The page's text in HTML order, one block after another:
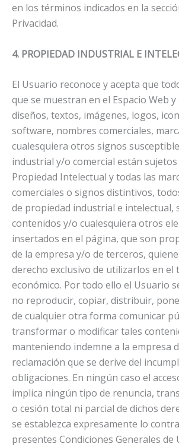
en los términos indicados en la
Privacidad.
4. PROPIEDAD INDUSTRIAL E
El Usuario reconoce y acepta que
que se muestran en el Espacio Web y
diseños, textos, imágenes, logos,
software, nombres comerciales,
cualesquiera otros signos
industrial y/o comercial están sujetos
Propiedad Intelectual y todas las
comerciales o signos distintivos,
de propiedad industrial e intelectual,
contenidos y/o cualesquiera otros
insertados en el página, que son
de la empresa y/o de terceros,
derecho exclusivo de utilizarlos en el
económico. Por todo ello el Usuario
no reproducir, copiar, distribuir,
de cualquier otra forma comunicar
transformar o modificar tales
manteniendo indemne a la empresa
reclamación que se derive del
obligaciones. En ningún caso el
implica ningún tipo de renuncia,
o cesión total ni parcial de dichos
se establezca expresamente lo
presentes Condiciones Generales de